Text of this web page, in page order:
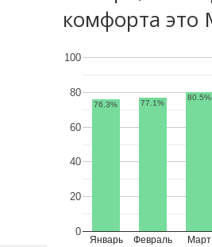
комфорта это
Январь Февраль Март
0
20
40
60
80
100
76.3% 77.1%
80.5%